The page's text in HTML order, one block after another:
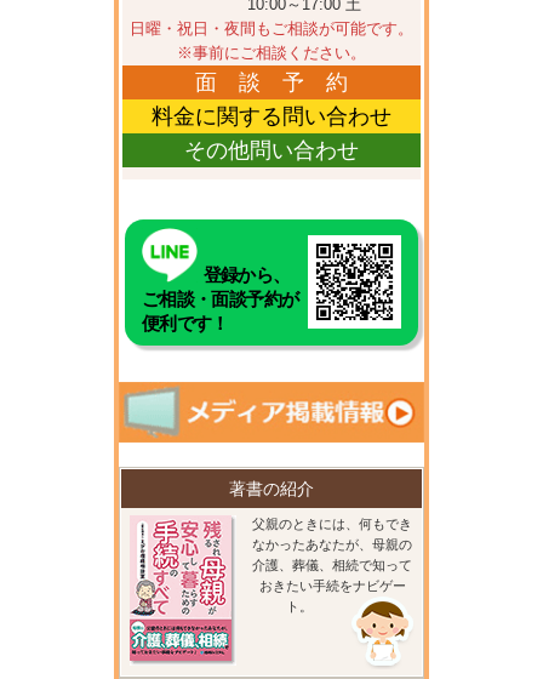
10:00～17:00 土
日曜・祝日・夜間もご相談が可能です。
※事前にご相談ください。
面 談 予 約
料金に関する問い合わせ
その他問い合わせ
登録から、
ご相談・面談予約が
便利です！
著書の紹介
父親のときには、何もでき
なかったあなたが、母親の
介護、葬儀、相続で知って
おきたい手続をナビゲー
ト。